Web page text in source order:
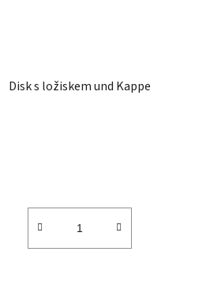
Disk s ložiskem und Kappe